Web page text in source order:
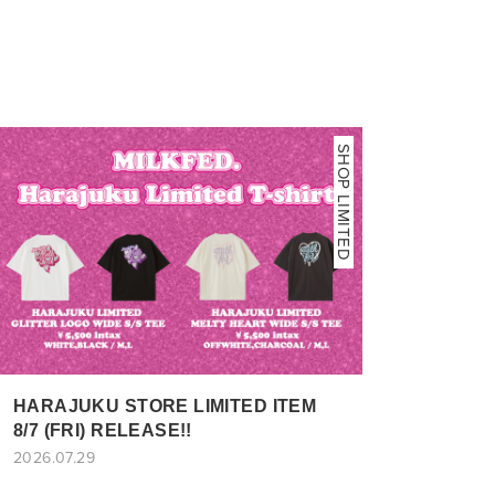
SHOP LIMITED
HARAJUKU STORE LIMITED ITEM
8/7 (FRI) RELEASE!!
2026.07.29